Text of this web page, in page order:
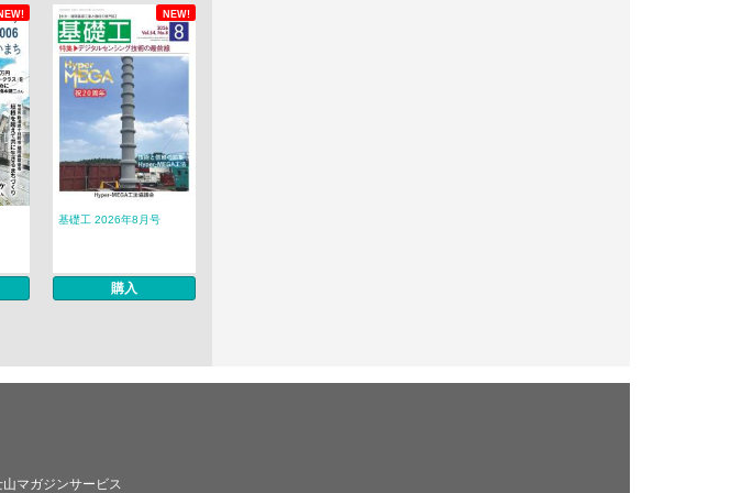
NEW!
基礎工 2026年8月号
購入
マガジンサービス